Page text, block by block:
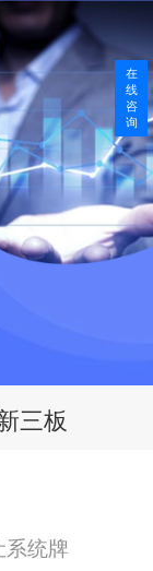
三板
系统牌
在
线
咨
询